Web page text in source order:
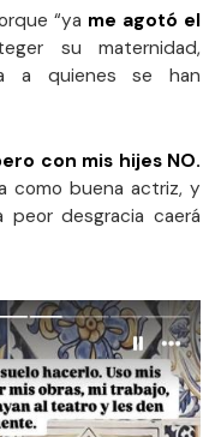
“ya me agotó el
su maternidad,
a quienes se han
con mis hijes NO.
como buena actriz, y
peor desgracia caerá